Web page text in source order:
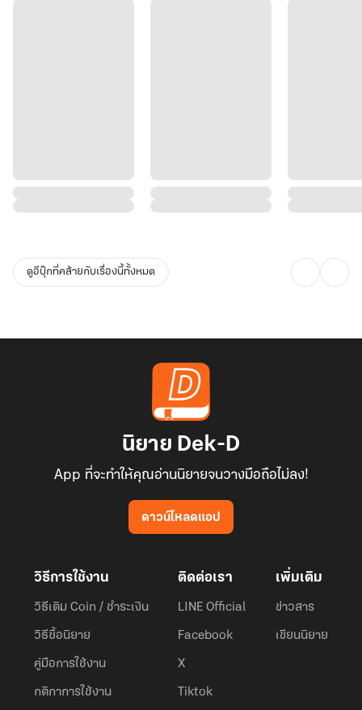
ดูอีบุ๊กที่คล้ายกับเรื่องนี้ทั้งหมด
นิยาย Dek-D
App ที่จะทำให้คุณอ่านนิยายจนวางมือถือไม่ลง!
ดาวน์โหลดแอป
วิธีการใช้งาน
วิธีเติม Coin / ชำระเงิน
วิธีซื้อนิยาย
คู่มือการใช้งาน
กติกาการใช้งาน
ติดต่อเรา
LINE Official
Facebook
X
Tiktok
เพิ่มเติม
ข่าวสาร
เขียนนิยาย